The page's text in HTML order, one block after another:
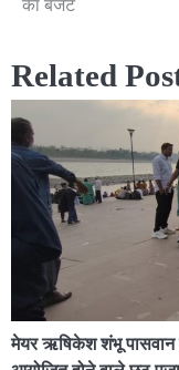
का बजट
Related
मेयर ऋषिकेश शंभू पासवान